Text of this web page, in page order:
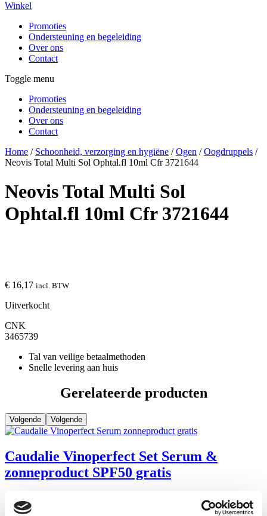
Winkel
Promoties
Ondersteuning en begeleiding
Over ons
Contact
Toggle menu
Promoties
Ondersteuning en begeleiding
Over ons
Contact
Home / Schoonheid, verzorging en hygiëne / Ogen / Oogdruppels /
Neovis Total Multi Sol Ophtal.fl 10ml Cfr 3721644
Neovis Total Multi Sol
Ophtal.fl 10ml Cfr 3721644
€ 16,17 incl. BTW
Uitverkocht
CNK
3465739
Tal van veilige betaalmethoden
Snelle levering aan huis
Gerelateerde producten
Volgende Volgende
Caudalie Vinoperfect Set Serum &
zonneproduct SPF50 gratis
Bekijk product